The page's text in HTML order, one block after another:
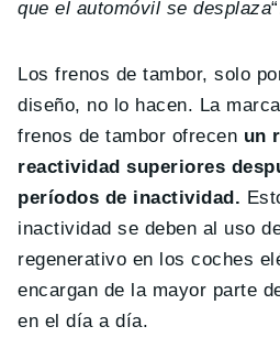
que el automóvil se desplaza
Los frenos de tambor, solo
diseño, no lo hacen. La
frenos de tambor ofrecen un
reactividad superiores
períodos de inactividad.
inactividad se deben al uso
regenerativo en los coches
encargan de la mayor parte
en el día a día.